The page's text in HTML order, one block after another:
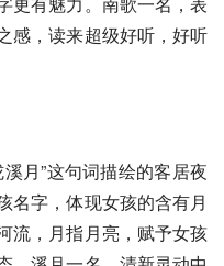
感，读来超级好听，好听
月”这句词描绘的客居夜
名字，体现女孩的含有月
流，月指月亮，赋予女孩